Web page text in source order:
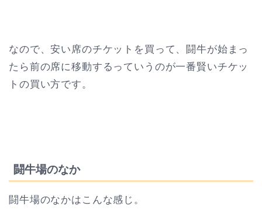
なので、安い席のチケットを買って、闘牛が始まっ
たら前の席に移動するっていうのが一番賢いチケッ
トの買い方です。
闘牛場のなか
闘牛場のなかはこんな感じ。